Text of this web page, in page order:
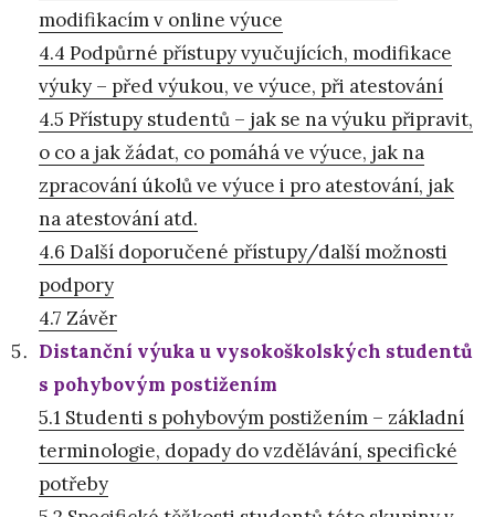
modifikacím v online výuce
4.4 Podpůrné přístupy vyučujících, modifikace
výuky – před výukou, ve výuce, při atestování
4.5 Přístupy studentů – jak se na výuku připravit,
o co a jak žádat, co pomáhá ve výuce, jak na
zpracování úkolů ve výuce i pro atestování, jak
na atestování atd.
4.6 Další doporučené přístupy/další možnosti
podpory
4.7 Závěr
Distanční výuka u vysokoškolských studentů
s pohybovým postižením
5.1 Studenti s pohybovým postižením – základní
terminologie, dopady do vzdělávání, specifické
potřeby